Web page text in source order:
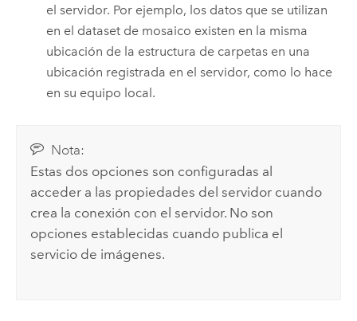
el servidor. Por ejemplo, los datos que se utilizan
en el dataset de mosaico existen en la misma
ubicación de la estructura de carpetas en una
ubicación registrada en el servidor, como lo hace
en su equipo local.
Nota:
Estas dos opciones son configuradas al
acceder a las propiedades del servidor cuando
crea la conexión con el servidor. No son
opciones establecidas cuando publica el
servicio de imágenes.